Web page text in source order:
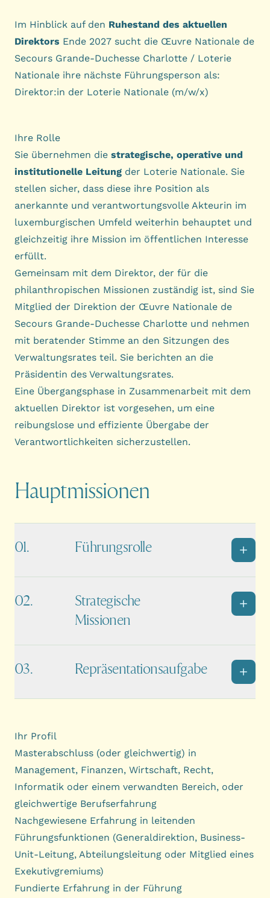
Im Hinblick auf den Ruhestand des aktuellen
Direktors Ende 2027 sucht die Œuvre Nationale de
Secours Grande-Duchesse Charlotte / Loterie
Nationale ihre nächste Führungsperson als:
Direktor:in der Loterie Nationale (m/w/x)
Ihre Rolle
Sie übernehmen die strategische, operative und
institutionelle Leitung der Loterie Nationale. Sie
stellen sicher, dass diese ihre Position als
anerkannte und verantwortungsvolle Akteurin im
luxemburgischen Umfeld weiterhin behauptet und
gleichzeitig ihre Mission im öffentlichen Interesse
erfüllt.
Gemeinsam mit dem Direktor, der für die
philanthropischen Missionen zuständig ist, sind Sie
Mitglied der Direktion der Œuvre Nationale de
Secours Grande-Duchesse Charlotte und nehmen
mit beratender Stimme an den Sitzungen des
Verwaltungsrates teil. Sie berichten an die
Präsidentin des Verwaltungsrates.
Eine Übergangsphase in Zusammenarbeit mit dem
aktuellen Direktor ist vorgesehen, um eine
reibungslose und effiziente Übergabe der
Verantwortlichkeiten sicherzustellen.
Hauptmissionen
Führungsrolle
Strategische
Missionen
Repräsentationsaufgabe
Ihr Profil
Masterabschluss (oder gleichwertig) in
Management, Finanzen, Wirtschaft, Recht,
Informatik oder einem verwandten Bereich, oder
gleichwertige Berufserfahrung
Nachgewiesene Erfahrung in leitenden
Führungsfunktionen (Generaldirektion, Business-
Unit-Leitung, Abteilungsleitung oder Mitglied eines
Exekutivgremiums)
Fundierte Erfahrung in der Führung